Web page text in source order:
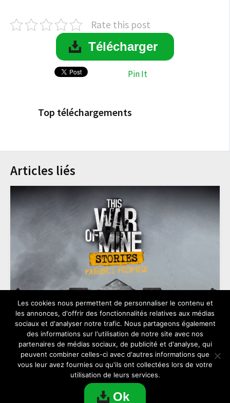
Rate this post
Télécharger
Pin It
Top téléchargements
Articles liés
Télécharger This War of Mine : Stories pour
PC
Les cookies nous permettent de personnaliser le contenu et
les annonces, d'offrir des fonctionnalités relatives aux médias
sociaux et d'analyser notre trafic. Nous partageons également
des informations sur l'utilisation de notre site avec nos
partenaires de médias sociaux, de publicité et d'analyse, qui
peuvent combiner celles-ci avec d'autres informations que
vous leur avez fournies ou qu'ils ont collectées lors de votre
utilisation de leurs services.
Ok